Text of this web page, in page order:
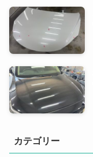
カテゴリー